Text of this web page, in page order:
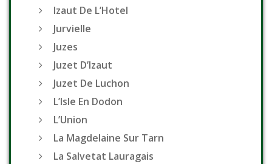
Izaut De L’Hotel
Jurvielle
Juzes
Juzet D’Izaut
Juzet De Luchon
L’Isle En Dodon
L’Union
La Magdelaine Sur Tarn
La Salvetat Lauragais